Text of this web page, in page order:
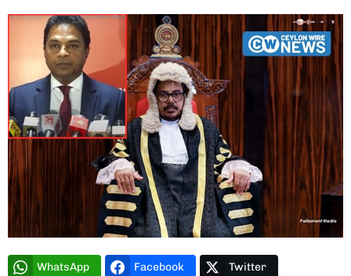
Type and hit enter
WhatsApp Facebook Twitter